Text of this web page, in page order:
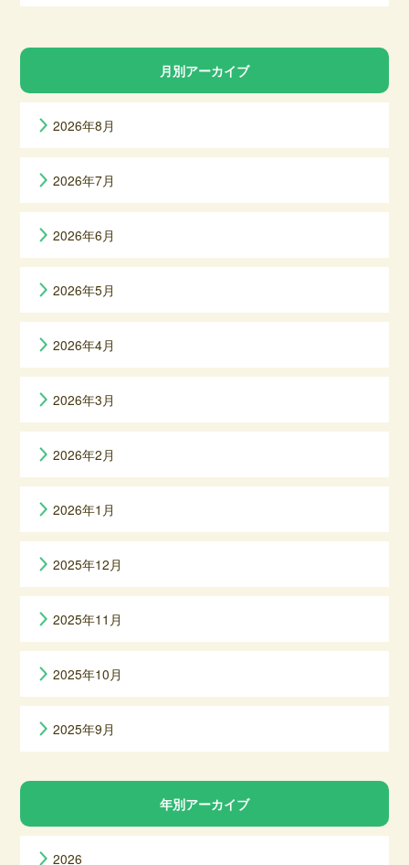
月別アーカイブ
2026年8月
2026年7月
2026年6月
2026年5月
2026年4月
2026年3月
2026年2月
2026年1月
2025年12月
2025年11月
2025年10月
2025年9月
年別アーカイブ
2026